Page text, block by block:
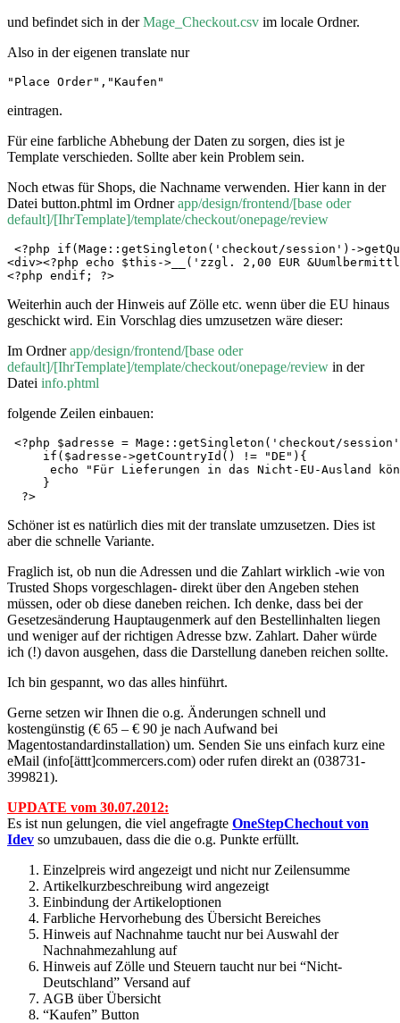
und befindet sich in derMage_Checkout.csv im locale Ordner.
Also in der eigenen translate nur
"Place Order","Kaufen"
eintragen.
Für eine farbliche Abhebung der Daten zu sorgen, dies ist je
Template verschieden. Sollte aber kein Problem sein.
Noch etwas für Shops, die Nachname verwenden. Hier kann in der
Datei button.phtml im Ordnerapp/design/frontend/[base oder
default]/[IhrTemplate]/template/checkout/onepage/review
<?php if(Mage::getSingleton('checkout/session')-
<div><?php echo $this->__('zzgl. 2,00 EUR
<?php endif; ?>
Weiterhin auch der Hinweis auf Zölle etc. wenn über die EU hinaus
geschickt wird. Ein Vorschlag dies umzusetzen wäre dieser:
Im Ordnerapp/design/frontend/[base oder
default]/[IhrTemplate]/template/checkout/onepage/review in der
Datei info.phtml
folgende Zeilen einbauen:
<?php $adresse = Mage::getSingleton('checkout/
     if($adresse->getCountryId() != "DE"){
echo "Für Lieferungen in das Nicht-EU-Ausland
     }
  ?>
Schöner ist es natürlich dies mit der translate umzusetzen. Dies ist
aber die schnelle Variante.
Fraglich ist, ob nun die Adressen und die Zahlart wirklich -wie von
Trusted Shops vorgeschlagen- direkt über den Angeben stehen
müssen, oder ob diese daneben reichen. Ich denke, dass bei der
Gesetzesänderung Hauptaugenmerk auf den Bestellinhalten liegen
und weniger auf der richtigen Adresse bzw. Zahlart. Daher würde
ich (!) davon ausgehen, dass die Darstellung daneben reichen sollte.
Ich bin gespannt, wo das alles hinführt.
Gerne setzen wir Ihnen die o.g. Änderungen schnell und
kostengünstig (€ 65 – € 90 je nach Aufwand bei
Magentostandardinstallation) um. Senden Sie uns einfach kurz eine
eMail (info[ättt]commercers.com) oder rufen direkt an (038731-
399821).
UPDATE vom 30.07.2012:
Es ist nun gelungen, die viel angefragte OneStepChechout von
Idev so umzubauen, dass die die o.g. Punkte erfüllt.
Einzelpreis wird angezeigt und nicht nur Zeilensumme
Artikelkurzbeschreibung wird angezeigt
Einbindung der Artikeloptionen
Farbliche Hervorhebung des Übersicht Bereiches
Hinweis auf Nachnahme taucht nur bei Auswahl der
Nachnahmezahlung auf
Hinweis auf Zölle und Steuern taucht nur bei “Nicht-
Deutschland” Versand auf
AGB über Übersicht
“Kaufen” Button